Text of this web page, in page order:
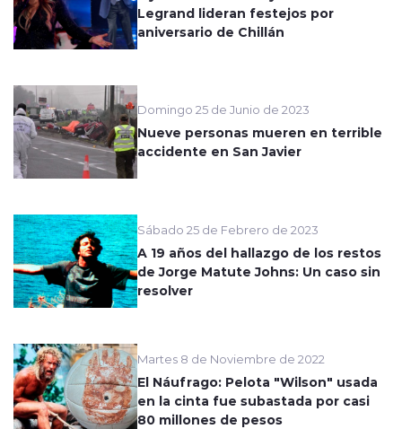
Legrand lideran festejos por
aniversario de Chillán
Domingo 25 de Junio de 2023
Nueve personas mueren en terrible
accidente en San Javier
Sábado 25 de Febrero de 2023
A 19 años del hallazgo de los restos
de Jorge Matute Johns: Un caso sin
resolver
Martes 8 de Noviembre de 2022
El Náufrago: Pelota "Wilson" usada
en la cinta fue subastada por casi
80 millones de pesos